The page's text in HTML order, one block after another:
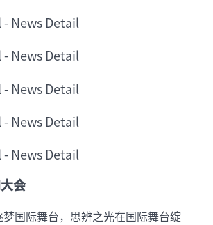
会
国际舞台，思辨之光在国际舞台绽